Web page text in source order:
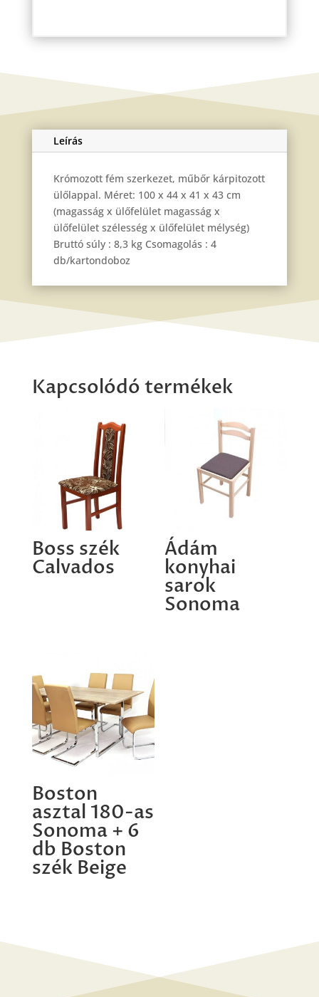
Leírás
Krómozott fém szerkezet, műbőr kárpitozott
ülőlappal. Méret: 100 x 44 x 41 x 43 cm
(magasság x ülőfelület magasság x
ülőfelület szélesség x ülőfelület mélység)
Bruttó súly : 8,3 kg Csomagolás : 4
db/kartondoboz
Kapcsolódó termékek
Boss szék
Calvados
Ádám
konyhai
sarok
Sonoma
Boston
asztal 180-as
Sonoma + 6
db Boston
szék Beige